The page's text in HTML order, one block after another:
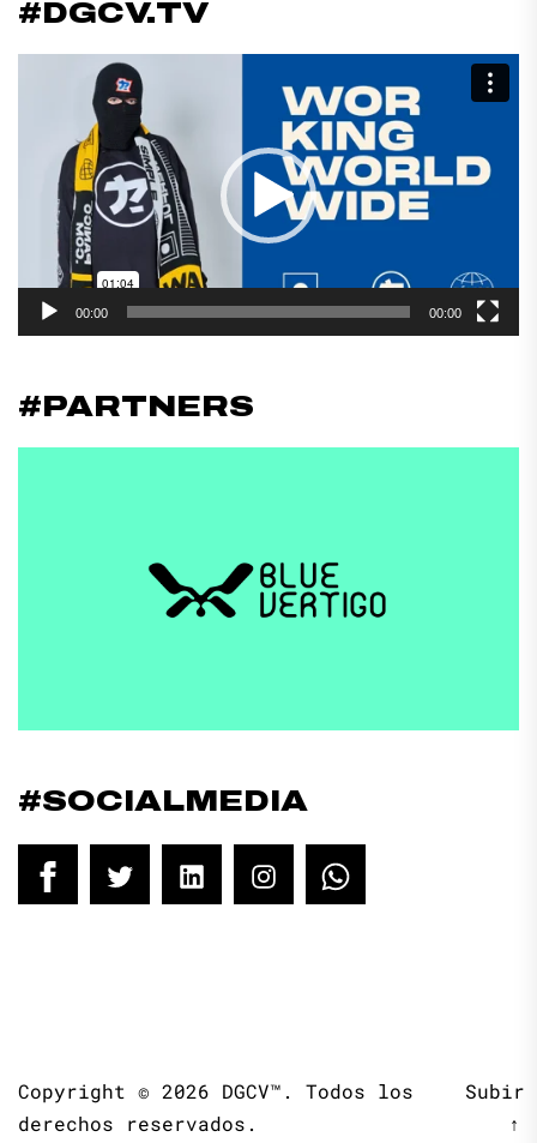
#DGCV.TV
Reproductor
vídeo
00:00 00:00
#PARTNERS
#SOCIALMEDIA
FacebookTwitter LinkedInInstagram
Copyright © 2026 DGCV™. Todos los
derechos reservados.
Subir
↑